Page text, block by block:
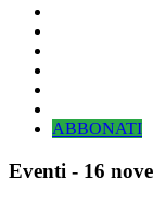
ABBONATI
Eventi - 16